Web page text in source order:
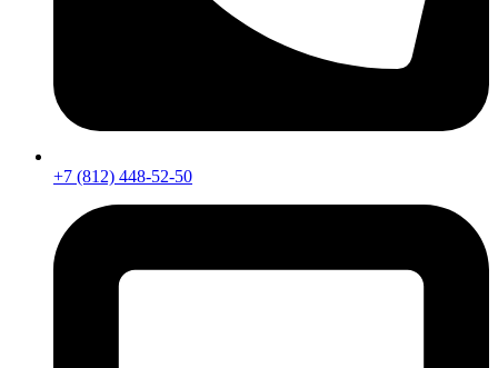
+7 (812) 448-52-50